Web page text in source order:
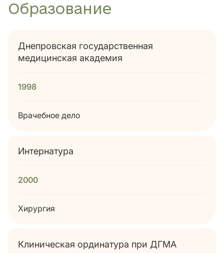
Образование
1998
Днепровская государственная
медицинская академия
Врачебное дело
2000
Интернатура
Хирургия
Клиническая ординатура при ДГМА